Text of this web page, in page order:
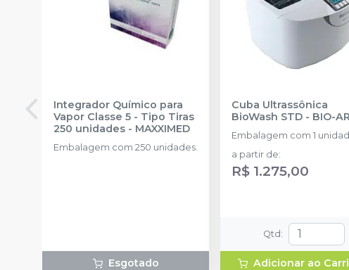
Integrador Químico para
Vapor Classe 5 - Tipo Tiras
250 unidades - MAXXIMED
Embalagem com 250 unidades.
Esgotado
Cuba Ultrassônica
BioWash STD - BIO-
Embalagem com 1
a partir de:
R$ 1.275,00
Qtd :
Adicionar ao